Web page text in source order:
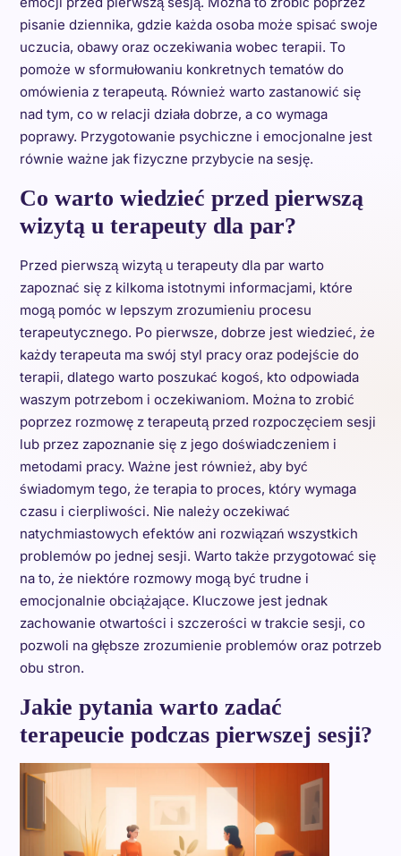
pisanie dziennika, gdzie każda osoba może spisać swoje
uczucia, obawy oraz oczekiwania wobec terapii. To
pomoże w sformułowaniu konkretnych tematów do
omówienia z terapeutą. Również warto zastanowić się
nad tym, co w relacji działa dobrze, a co wymaga
poprawy. Przygotowanie psychiczne i emocjonalne jest
równie ważne jak fizyczne przybycie na sesję.
Co warto wiedzieć przed pierwszą
wizytą u terapeuty dla par?
Przed pierwszą wizytą u terapeuty dla par warto
zapoznać się z kilkoma istotnymi informacjami, które
mogą pomóc w lepszym zrozumieniu procesu
terapeutycznego. Po pierwsze, dobrze jest wiedzieć, że
każdy terapeuta ma swój styl pracy oraz podejście do
terapii, dlatego warto poszukać kogoś, kto odpowiada
waszym potrzebom i oczekiwaniom. Można to zrobić
poprzez rozmowę z terapeutą przed rozpoczęciem sesji
lub przez zapoznanie się z jego doświadczeniem i
metodami pracy. Ważne jest również, aby być
świadomym tego, że terapia to proces, który wymaga
czasu i cierpliwości. Nie należy oczekiwać
natychmiastowych efektów ani rozwiązań wszystkich
problemów po jednej sesji. Warto także przygotować się
na to, że niektóre rozmowy mogą być trudne i
emocjonalnie obciążające. Kluczowe jest jednak
zachowanie otwartości i szczerości w trakcie sesji, co
pozwoli na głębsze zrozumienie problemów oraz potrzeb
obu stron.
Jakie pytania warto zadać
terapeucie podczas pierwszej sesji?